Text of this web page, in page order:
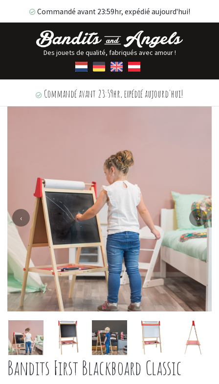
Commandé avant 23:59hr, expédié aujourd'hui!
Des jouets de qualité, fabriqués avec amour !
Commandé avant 23:59hr, expédié aujourd'hui!
‹ ›
Bandits First Blackboard Classic